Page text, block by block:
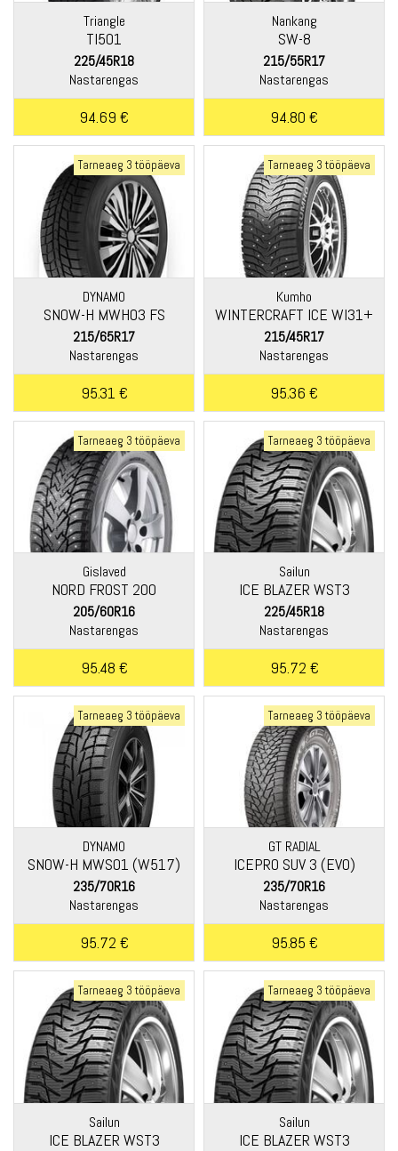
Triangle
TI501
225/45R18
Nastarengas
94.69 €
Nankang
SW-8
215/55R17
Nastarengas
94.80 €
Tarneaeg 3 tööpäeva
DYNAMO
SNOW-H MWH03 FS
215/65R17
Nastarengas
95.31 €
Tarneaeg 3 tööpäeva
Kumho
WINTERCRAFT ICE WI31+
215/45R17
Nastarengas
95.36 €
Tarneaeg 3 tööpäeva
Gislaved
NORD FROST 200
205/60R16
Nastarengas
95.48 €
Tarneaeg 3 tööpäeva
Sailun
ICE BLAZER WST3
225/45R18
Nastarengas
95.72 €
Tarneaeg 3 tööpäeva
DYNAMO
SNOW-H MWS01 (W517)
235/70R16
Nastarengas
95.72 €
Tarneaeg 3 tööpäeva
GT RADIAL
ICEPRO SUV 3 (EVO)
235/70R16
Nastarengas
95.85 €
Tarneaeg 3 tööpäeva
Sailun
ICE BLAZER WST3
Tarneaeg 3 tööpäeva
Sailun
ICE BLAZER WST3